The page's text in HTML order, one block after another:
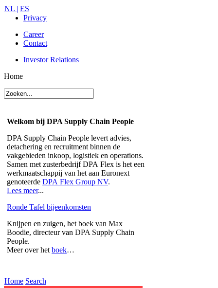
NL | ES
Privacy
Career
Contact
Investor Relations
Home
Welkom bij DPA Supply Chain People
DPA Supply Chain People levert advies,
detachering en recruitment binnen de
vakgebieden inkoop, logistiek en operations.
Samen met zusterbedrijfDPA Flex is het een
werkmaatschappij van het aan Euronext
genoteerde DPA Flex Group NV.
Lees meer...
Ronde Tafel bijeenkomsten
Knijpen en zuigen, het boek van Max
Boodie, directeur van DPA Supply Chain
People.
Meer over het boek…
Home Search